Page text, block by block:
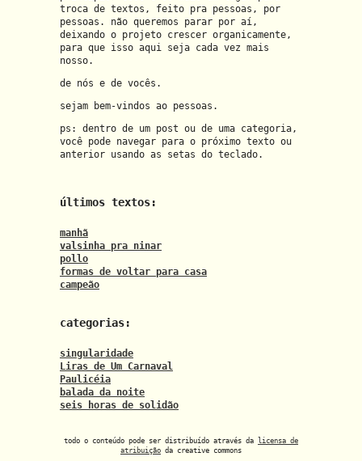
troca de textos, feito pra pessoas, por
pessoas. não queremos parar por aí,
deixando o projeto crescer organicamente,
para que isso aqui seja cada vez mais
nosso.
de nós e de vocês.
sejam bem-vindos ao pessoas.
ps: dentro de um post ou de uma categoria,
você pode navegar para o próximo texto ou
anterior usando as setas do teclado.
últimos textos:
manhã
valsinha pra ninar
pollo
formas de voltar para casa
campeão
categorias:
singularidade
Liras de Um Carnaval
Paulicéia
balada da noite
seis horas de solidão
todo o conteúdo pode ser distribuído através da
licensa de
atribuição da creative commons